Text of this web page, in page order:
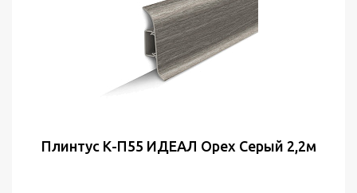
Плинтус К-П55 ИДЕАЛ Орех Серый 2,2м